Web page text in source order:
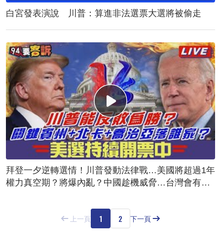
白宮發表演說 川普：算進非法選票大選將被偷走
拜登一夕逆轉選情！川普發動法律戰…美國將超過1年
權力真空期？將爆內亂？中國趁機威脅…台灣會有危
上一頁 1 2 下一頁